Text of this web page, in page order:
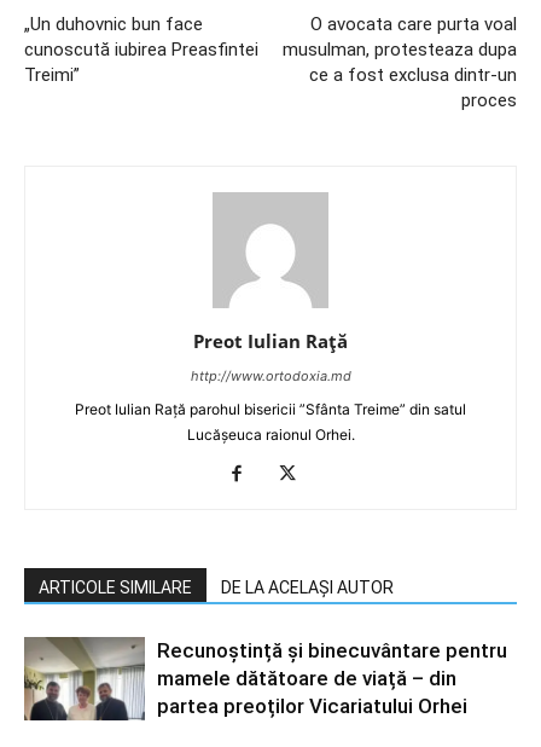
„Un duhovnic bun face
cunoscută iubirea Preasfintei
Treimi”
O avocata care purta voal
musulman, protesteaza dupa
ce a fost exclusa dintr-un
proces
Preot Iulian Raţă
http://www.ortodoxia.md
Preot Iulian Rață parohul bisericii ”Sfânta Treime” din satul
Lucășeuca raionul Orhei.
ARTICOLE SIMILARE DE LA ACELAȘI AUTOR
Recunoștință și binecuvântare pentru
mamele dătătoare de viață – din
partea preoților Vicariatului Orhei